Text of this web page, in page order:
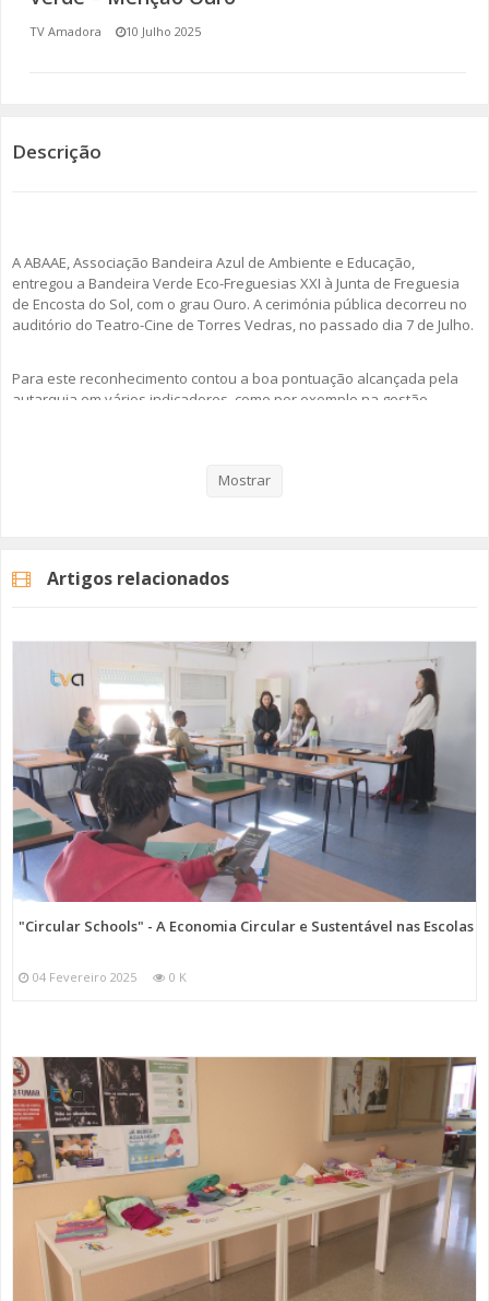
SOMOS TODOS EUROPEUS
AMADORA LIGA À RESILIÊNCIA
ECOMOVE-TE
TV Amadora 10 Julho 2025
Descrição
A ABAAE, Associação Bandeira Azul de Ambiente e Educação,
entregou a Bandeira Verde Eco-Freguesias XXI à Junta de Freguesia
de Encosta do Sol, com o grau Ouro. A cerimónia pública decorreu no
auditório do Teatro-Cine de Torres Vedras, no passado dia 7 de Julho.
Para este reconhecimento contou a boa pontuação alcançada pela
autarquia em vários indicadores, como por exemplo na gestão
iniciativa nacional, tendo obtido uma pontuação de 59%. Em 2021,
Na comunicação publicada por esta autarquia esta considera que
este percurso evidencia “uma evolução sólida e um forte
compromisso com a sustentabilidade local”.
Imagem: Junta de Freguesia Encosta do Sol
Categorias Noticias Atualidade
Mostrar
Artigos relacionados
"Circular Schools" - A Economia Circular e Sustentável nas Escolas
04 Fevereiro 2025 0 K